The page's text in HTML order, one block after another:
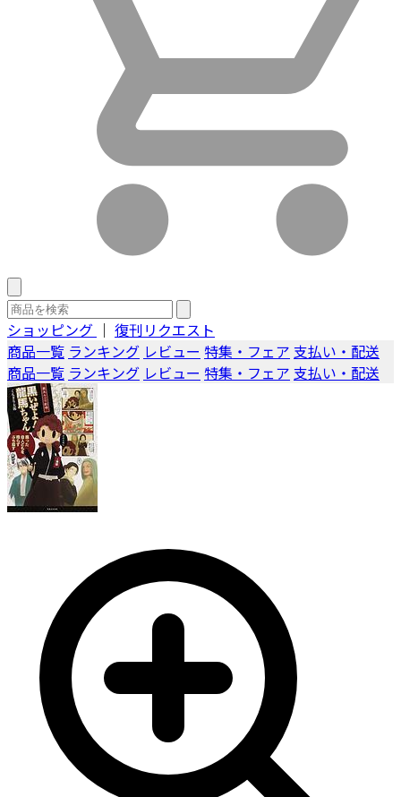
ショッピング ｜ 復刊リクエスト
商品一覧 ランキング レビュー 特集・フェア 支払い・配送
商品一覧 ランキング レビュー 特集・フェア 支払い・配送